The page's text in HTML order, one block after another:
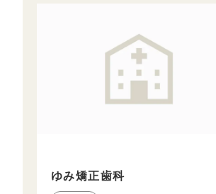
ゆみ矯正歯科